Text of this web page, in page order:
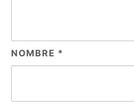
NOMBRE *